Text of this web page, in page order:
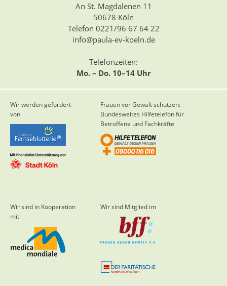
An St. Magdalenen 11
50678 Köln
Telefon 0221/96 67 64 22
info@paula-ev-koeln.de
Telefonzeiten:
Mo. – Do. 10–14 Uhr
Wir werden gefördert
von
Frauen vor Gewalt schützen:
Bundesweites Hilfetelefon für
Betroffene und Fachkräfte
Wir sind in Kooperation
mit
Wir sind Mitglied im